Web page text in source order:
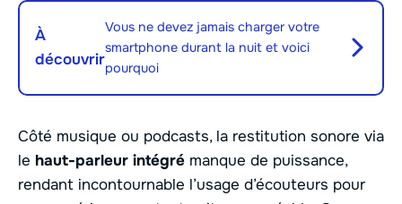
À
découvrir
Vous ne devez jamais charger votre
smartphone durant la nuit et voici
pourquoi
Côté musique ou podcasts, la restitution sonore via
le haut-parleur intégré manque de puissance,
rendant incontournable l’usage d’écouteurs pour